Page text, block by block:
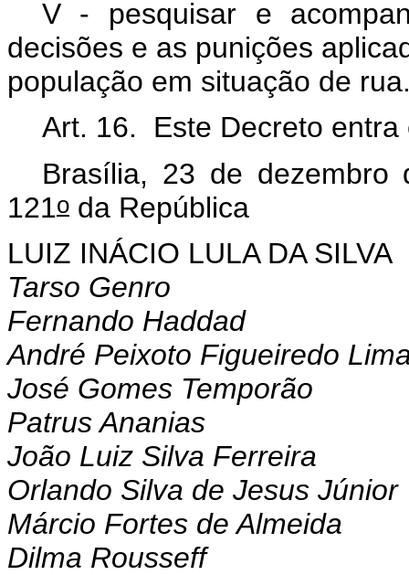
V - pesquisar e
decisões e as punições
população em situação de
Art. 16. Este Decreto entra
Brasília, 23 de dezembro
121o da República
LUIZ INÁCIO LULA DA SILVA
Tarso Genro
Fernando Haddad
André Peixoto Figueiredo
José Gomes Temporão
Patrus Ananias
João Luiz Silva Ferreira
Orlando Silva de Jesus Júnior
Márcio Fortes de Almeida
Dilma Rousseff